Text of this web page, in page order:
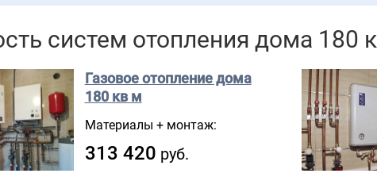
систем отопления дома 180
Газовое отопление дома
180 кв м
Материалы + монтаж:
313 420 руб.